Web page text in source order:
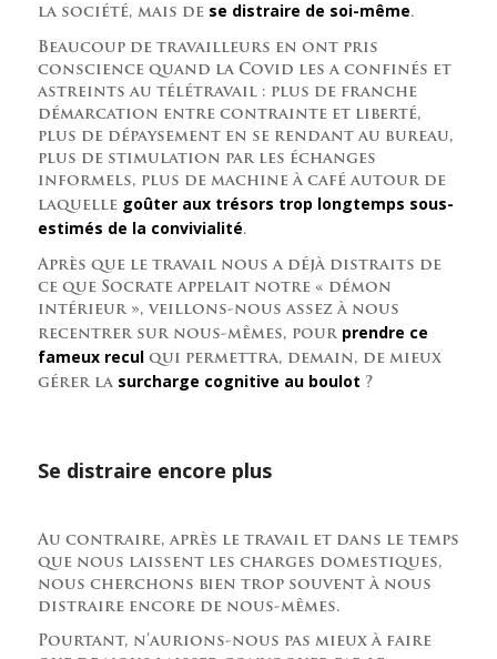
la société, mais de se distraire de soi-même.
Beaucoup de travailleurs en ont pris
conscience quand la Covid les a confinés et
astreints au télétravail : plus de franche
démarcation entre contrainte et liberté,
plus de dépaysement en se rendant au bureau,
plus de stimulation par les échanges
informels, plus de machine à café autour de
laquelle goûter aux trésors trop longtemps sous-
estimés de la convivialité.
Après que le travail nous a déjà distraits de
ce que Socrate appelait notre « démon
intérieur », veillons-nous assez à nous
recentrer sur nous-mêmes, pour prendre ce
fameux recul qui permettra, demain, de mieux
gérer la surcharge cognitive au boulot ?
Se distraire encore plus
Au contraire, après le travail et dans le temps
que nous laissent les charges domestiques,
nous cherchons bien trop souvent à nous
distraire encore de nous-mêmes.
Pourtant, n’aurions-nous pas mieux à faire